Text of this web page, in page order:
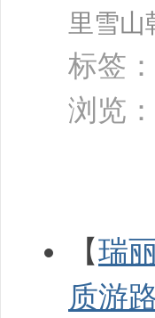
里雪山
标签：
浏览
【瑞
质游